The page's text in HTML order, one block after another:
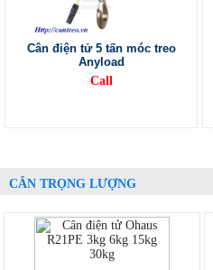
Cân điện tử 5 tấn móc treo
Anyload
Call
CÂN TRỌNG LƯỢNG